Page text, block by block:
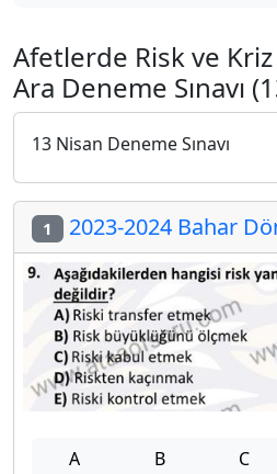
Afetlerde Risk ve
Ara Deneme Sınavı
13 Nisan Deneme Sınavı
1 2023-2024 Bahar
A B C